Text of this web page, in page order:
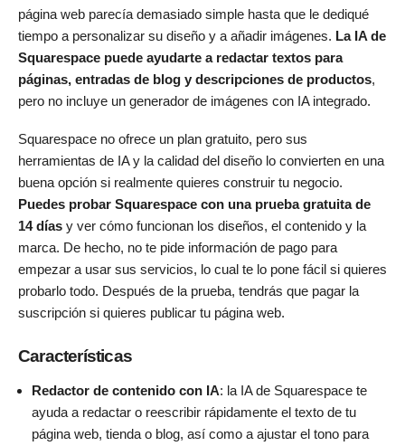
página web parecía demasiado simple hasta que le dediqué
tiempo a personalizar su diseño y a añadir imágenes. La IA de
Squarespace puede ayudarte a redactar textos para
páginas, entradas de blog y descripciones de productos,
pero no incluye un generador de imágenes con IA integrado.
Squarespace no ofrece un plan gratuito, pero sus
herramientas de IA y la calidad del diseño lo convierten en una
buena opción si realmente quieres construir tu negocio.
Puedes probar Squarespace con una prueba gratuita de
14 días y ver cómo funcionan los diseños, el contenido y la
marca. De hecho, no te pide información de pago para
empezar a usar sus servicios, lo cual te lo pone fácil si quieres
probarlo todo. Después de la prueba, tendrás que pagar la
suscripción si quieres publicar tu página web.
Características
Redactor de contenido con IA: la IA de Squarespace te
ayuda a redactar o reescribir rápidamente el texto de tu
página web, tienda o blog, así como a ajustar el tono para